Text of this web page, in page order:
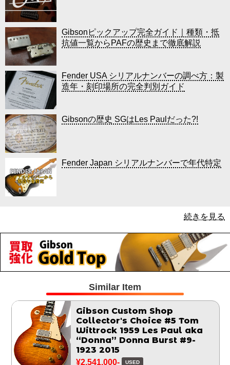
Gibsonピックアップ完全ガイド｜種類・抵
抗値一覧からPAFの歴史まで徹底解説
Fender USA シリアルナンバーの調べ方：製
造年・刻印場所の完全判別ガイド
Gibsonの歴史 SGはLes Paulだった?!
Fender Japan シリアルナンバーで年代特定
続きを見る
Similar Item
Gibson Custom Shop
Collector's Choice #5 Tom
Wittrock 1959 Les Paul aka
“Donna” Donna Burst #9-
1923 2015
¥2,541,000- USED